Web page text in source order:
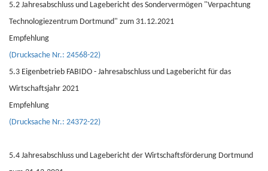
5.2 Jahresabschluss und Lagebericht des Sondervermögen "Verpachtung
Technologiezentrum Dortmund" zum 31.12.2021
Empfehlung
(Drucksache Nr.: 24568-22)
5.3 Eigenbetrieb FABIDO - Jahresabschluss und Lagebericht für das
Wirtschaftsjahr 2021
Empfehlung
(Drucksache Nr.: 24372-22)
5.4 Jahresabschluss und Lagebericht der Wirtschaftsförderung Dortmund